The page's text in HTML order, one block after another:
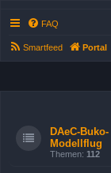
FAQ
Smartfeed Portal
DAeC-Buko-
Modellflug
Themen: 112